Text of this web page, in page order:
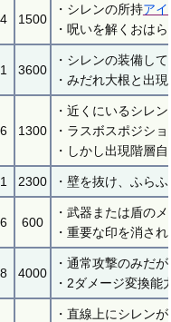
1500
・シレンの所持アイ
・呪いを解くおは
3600
・シレンの装備し
・みだれ大根と出
1300
・近くにいるシレ
・ラスボスポジシ
・しかし出現階層
2300 ・壁を抜け、ふら
600
・武器または盾の
・重要な印を消さ
4000
・通常攻撃のみだ
・2ダメージ変換
・直線上にシレン